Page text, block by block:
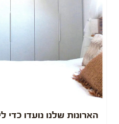
הארונות שלנו נועדו כדי